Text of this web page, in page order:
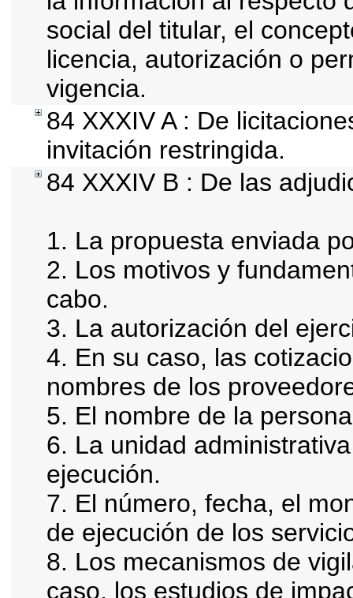
social del titular, el
licencia, autorización o
vigencia.
84 XXXIV A : De
invitación restringida.
84 XXXIV B : De las
1. La propuesta enviada
2. Los motivos y
cabo.
3. La autorización del
4. En su caso, las
nombres de los
5. El nombre de la
6. La unidad
ejecución.
7. El número, fecha, el
de ejecución de los
8. Los mecanismos de
caso, los estudios de